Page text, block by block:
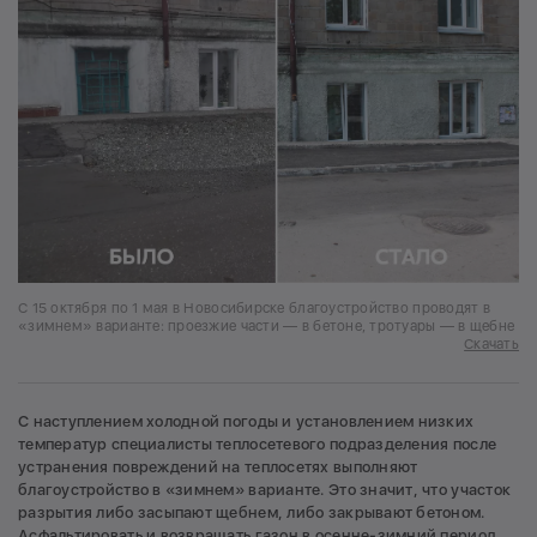
С 15 октября по 1 мая в Новосибирске благоустройство проводят в
«зимнем» варианте: проезжие части — в бетоне, тротуары — в щебне
Скачать
С наступлением холодной погоды и установлением низких
температур специалисты теплосетевого подразделения после
устранения повреждений на теплосетях выполняют
благоустройство в «зимнем» варианте. Это значит, что участок
разрытия либо засыпают щебнем, либо закрывают бетоном.